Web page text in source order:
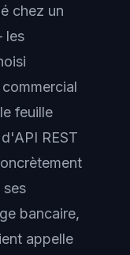
chez un
les
commercial
feuille
REST
ses
bancaire,
appelle